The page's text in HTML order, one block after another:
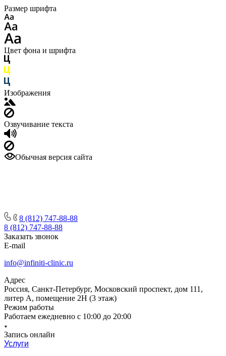
Размер шрифта
Цвет фона и шрифта
Изображения
Озвучивание текста
Обычная версия сайта
8 (812) 747-88-88
8 (812) 747-88-88
Заказать звонок
E-mail
info@infiniti-clinic.ru
Адрес
Россия, Санкт-Петербург, Московский проспект, дом 111,
литер А, помещение 2Н (3 этаж)
Режим работы
Работаем ежедневно с 10:00 до 20:00
Запись онлайн
Услуги